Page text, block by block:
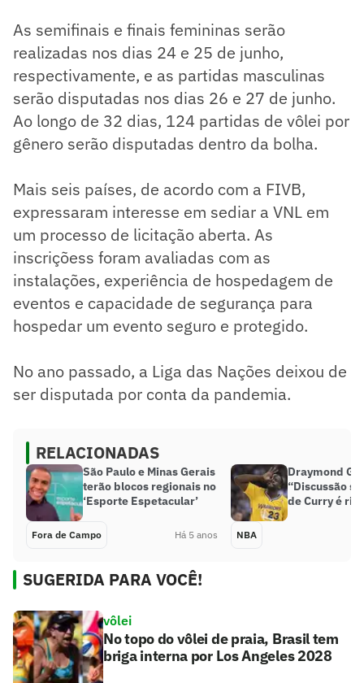
As semifinais e finais femininas serão
realizadas nos dias 24 e 25 de junho,
respectivamente, e as partidas masculinas
serão disputadas nos dias 26 e 27 de junho.
Ao longo de 32 dias, 124 partidas de vôlei por
gênero serão disputadas dentro da bolha.
Mais seis países, de acordo com a FIVB,
expressaram interesse em sediar a VNL em
um processo de licitação aberta. As
inscriçõess foram avaliadas com as
instalações, experiência de hospedagem de
eventos e capacidade de segurança para
hospedar um evento seguro e protegido.
No ano passado, a Liga das Nações deixou de
ser disputada por conta da pandemia.
RELACIONADAS
São Paulo e Minas Gerais
terão blocos regionais no
‘Esporte Espetacular’
Fora de Campo Há 5 anos
Draymond
“Discussão
de Curry é
NBA
SUGERIDA PARA VOCÊ!
vôlei
No topo do vôlei de praia, Brasil tem
briga interna por Los Angeles 2028